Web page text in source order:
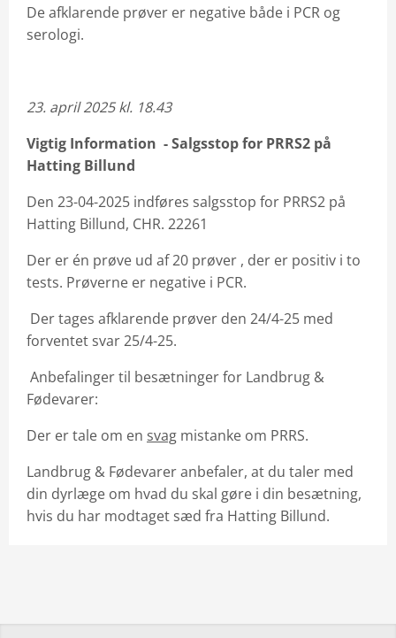
De afklarende prøver er negative både i PCR og
serologi.
23. april 2025 kl. 18.43
Vigtig Information - Salgsstop for PRRS2 på
Hatting Billund
Den 23-04-2025 indføres salgsstop for PRRS2 på
Hatting Billund, CHR. 22261
Der er én prøve ud af 20 prøver , der er positiv i to
tests. Prøverne er negative i PCR.
Der tages afklarende prøver den 24/4-25 med
forventet svar 25/4-25.
Anbefalinger til besætninger for Landbrug &
Fødevarer:
Der er tale om en svag mistanke om PRRS.
Landbrug & Fødevarer anbefaler, at du taler med
din dyrlæge om hvad du skal gøre i din besætning,
hvis du har modtaget sæd fra Hatting Billund.